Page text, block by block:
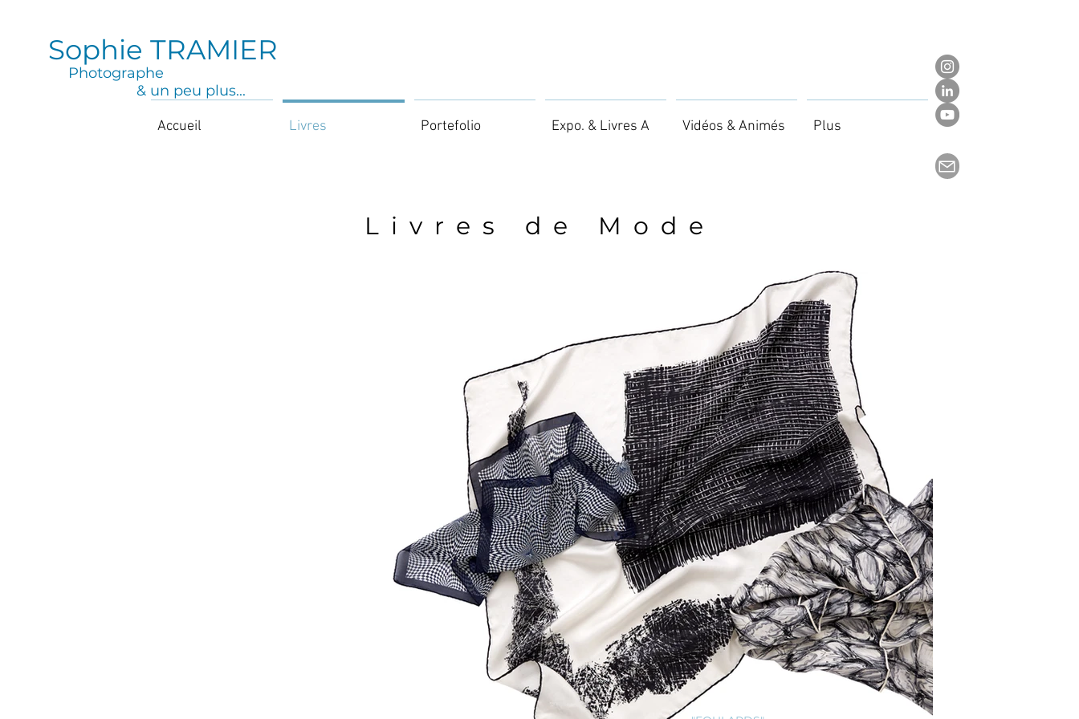
Sophie TRAMIER
Photographe
& un peu plus...
Accueil Livres Portefolio Expo. & Livres A Vidéos & Animés Plus
Livres de Mode